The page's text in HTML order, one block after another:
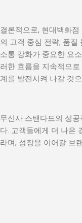
결론적으로, 현대백화
의 고객 중심 전략, 품질
소통 강화가 중요한 요
러한 흐름을 지속적으
계를 발전시켜 나갈 것
무신사 스탠다드의 성
다. 고객들에게 더 나은
라며, 성장을 이어갈 브